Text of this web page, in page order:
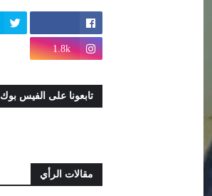
1.8k
تابعونا على الفيس بوك
مقالات الرأي